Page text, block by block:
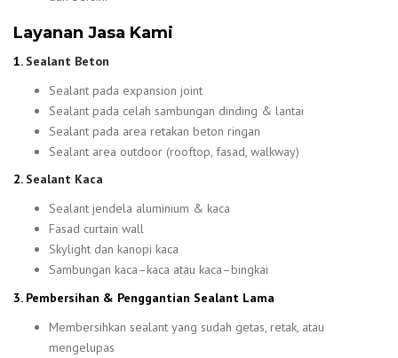
Layanan Jasa Kami
1. Sealant Beton
Sealant pada expansion joint
Sealant pada celah sambungan dinding & lantai
Sealant pada area retakan beton ringan
Sealant area outdoor (rooftop, fasad, walkway)
2.Sealant Kaca
Sealant jendela aluminium & kaca
Fasad curtain wall
Skylight dan kanopi kaca
Sambungan kaca–kaca atau kaca–bingkai
3. Pembersihan & Penggantian Sealant Lama
Membersihkan sealant yang sudah getas, retak, atau
mengelupas